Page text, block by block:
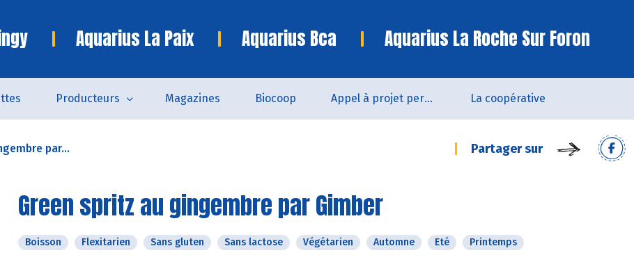
Aquarius La Paix Aquarius Bca Aquarius La Roche Sur Foron
Producteurs Magazines Biocoop Appel à projet permanent La coopérative
par... Partager sur
Green spritz au gingembre par Gimber
Boisson Flexitarien Sans gluten Sans lactose Végétarien Automne Eté Printemps